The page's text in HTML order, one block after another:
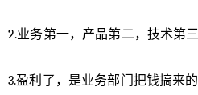
2.业务第一，产品第二，技术第三
3.盈利了，是业务部门把钱搞来
上的时候，你就成长到程序
业务第一，产品第二，技术
的时候什么都想学，后来发